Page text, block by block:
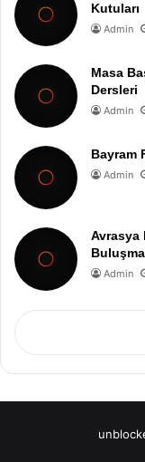
Kutuları
Admin
Masa
Dersleri
Admin
Bayram
Admin
Avrasya
Admin